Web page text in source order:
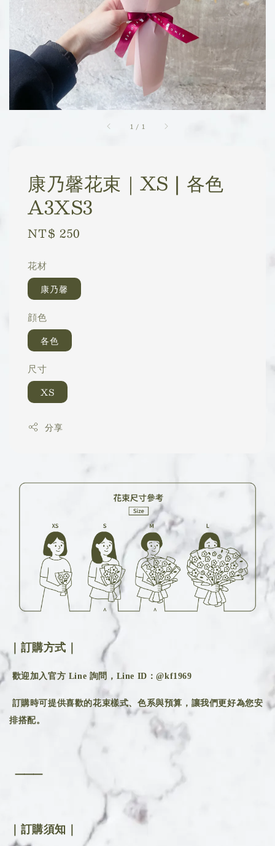
1 / 1
康乃馨花束｜XS | 各色
A3XS3
Regular
NT$ 250
花材
康乃馨
顔色
各色
尺寸
XS
分享
｜訂購方式｜
歡迎加入官方 Line 詢問，Line ID：@kf1969
訂購時可提供喜歡的花束樣式、色系與預算，讓我們更好為您安
排搭配。
⸻
｜訂購須知｜